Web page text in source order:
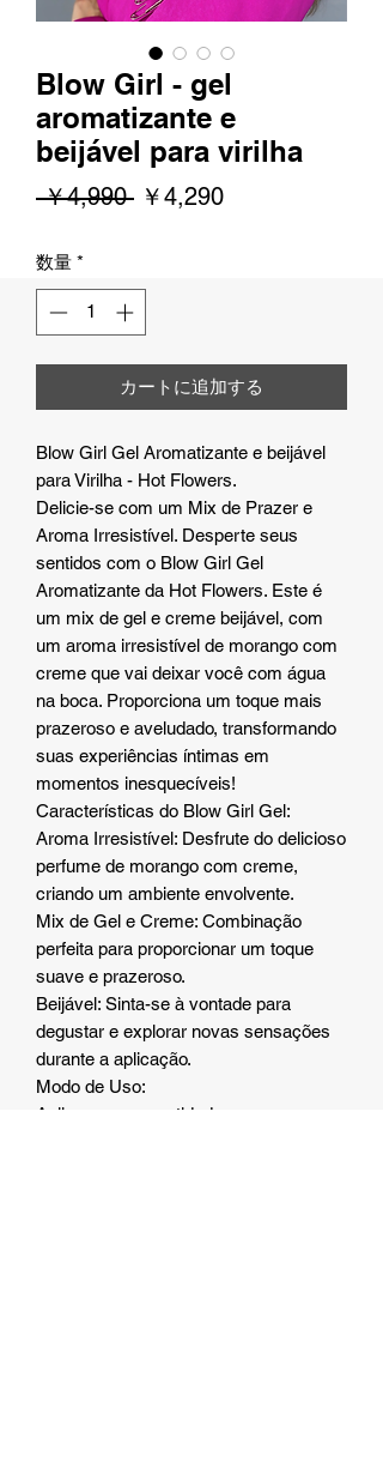
Blow Girl - gel
aromatizante e
beijável para virilha
￥4,990 通
格
￥4,290セ
数量 *
カートに追加する
Blow Girl Gel Aromatizante e beijável
para Virilha - Hot Flowers.
Delicie-se com um Mix de Prazer e
Aroma Irresistível. Desperte seus
sentidos com o Blow Girl Gel
Aromatizante da Hot Flowers. Este é
um mix de gel e creme beijável, com
um aroma irresistível de morango com
creme que vai deixar você com água
na boca. Proporciona um toque mais
prazeroso e aveludado, transformando
suas experiências íntimas em
momentos inesquecíveis!
Características do Blow Girl Gel:
Aroma Irresistível: Desfrute do delicioso
perfume de morango com creme,
criando um ambiente envolvente.
Mix de Gel e Creme: Combinação
perfeita para proporcionar um toque
suave e prazeroso.
Beijável: Sinta-se à vontade para
degustar e explorar novas sensações
durante a aplicação.
Modo de Uso:
Aplique uma quantidade generosa na